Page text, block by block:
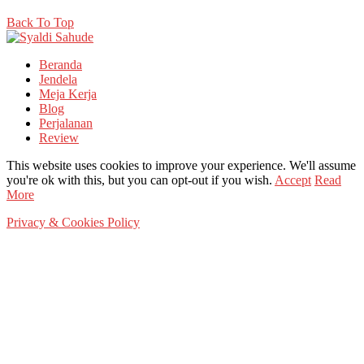
Back To Top
Beranda
Jendela
Meja Kerja
Blog
Perjalanan
Review
This website uses cookies to improve your experience. We'll assume
you're ok with this, but you can opt-out if you wish. Accept Read
More
Privacy & Cookies Policy